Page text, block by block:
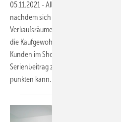
05.11.2021 -Allmählich kommt der
nachdem sich Kunden
Verkaufsräume gewagt hatten. Die
die Kaufgewohnheiten beeinflusst,
Kunden im Showroom die richtige
Serienbeitrag zeigt auf, wie man mit
punkten kann.